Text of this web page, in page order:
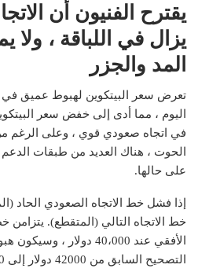
يقترح الفنيون أن
يزال في اللباقة ، ولا
المد والجزر
تعرض سعر البيتكوين لهبوط عميق
في اتجاه صعودي قوي ، وعلى الرغم من
الحوت ، هناك العديد من طبقات الدعم
على حالها.
إذا فشل خط الاتجاه الصعودي الحاد
خط الاتجاه التالي (المتقطع). يتزامن